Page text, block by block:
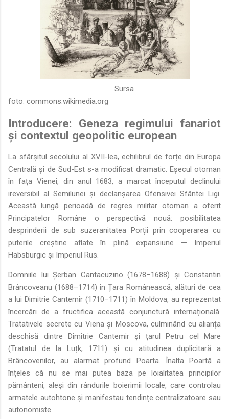
Sursa
foto: commons.wikimedia.org
Introducere: Geneza regimului fanariot
și contextul geopolitic european
La sfârșitul secolului al XVII-lea, echilibrul de forțe din Europa
Centrală și de Sud-Est s-a modificat dramatic. Eșecul otoman
în fața Vienei, din anul 1683, a marcat începutul declinului
ireversibil al Semilunei și declanșarea Ofensivei Sfântei Ligi.
Această lungă perioadă de regres militar otoman a oferit
Principatelor Române o perspectivă nouă: posibilitatea
desprinderii de sub suzeranitatea Porții prin cooperarea cu
puterile creștine aflate în plină expansiune — Imperiul
Habsburgic și Imperiul Rus.
Domniile lui Șerban Cantacuzino (1678–1688) și Constantin
Brâncoveanu (1688–1714) în Țara Românească, alături de cea
a lui Dimitrie Cantemir (1710–1711) în Moldova, au reprezentat
încercări de a fructifica această conjunctură internațională.
Tratativele secrete cu Viena și Moscova, culminând cu alianța
deschisă dintre Dimitrie Cantemir și țarul Petru cel Mare
(Tratatul de la Luțk, 1711) și cu atitudinea duplicitară a
Brâncovenilor, au alarmat profund Poarta. Înalta Poartă a
înțeles că nu se mai putea baza pe loialitatea principilor
pământeni, aleși din rândurile boierimii locale, care controlau
armatele autohtone și manifestau tendințe centralizatoare sau
autonomiste.